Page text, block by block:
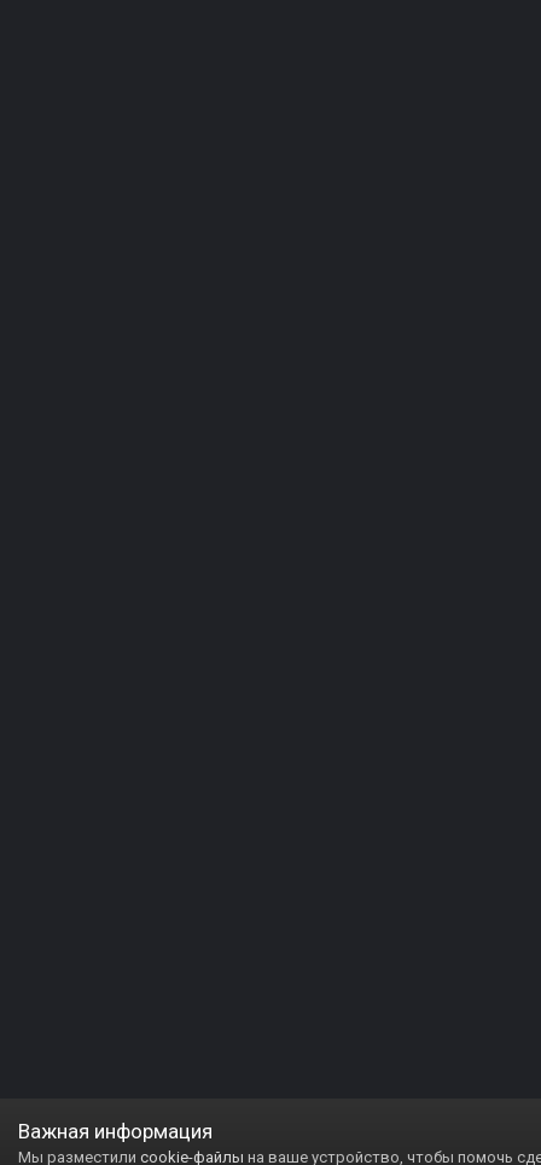
Важная информация
Мы разместили cookie-файлы на ваше устройство, чтобы помочь